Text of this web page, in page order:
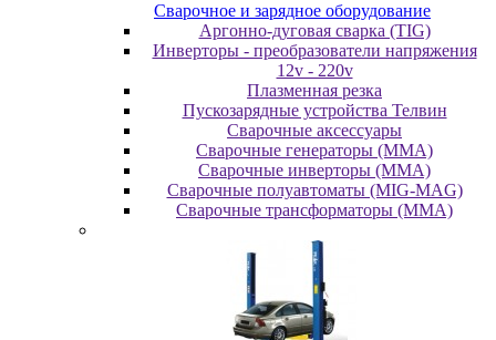
Cвapoчнoe и зарядное оборудование
Аргонно-дуговая сварка (TIG)
Инверторы - преобразователи напряжения
12v - 220v
Плазменная резка
Пускозарядные устройства Телвин
Сварочные аксессуары
Сварочные генераторы (MMA)
Сварочные инверторы (MMA)
Сварочные полуавтоматы (MIG-MAG)
Сварочные трансформаторы (MMA)